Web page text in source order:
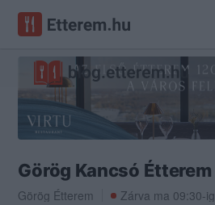
Görög Kancsó Étterem
Görög Étterem
Zárva ma 09:30-ig